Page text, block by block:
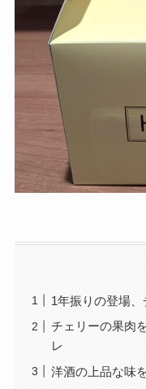
1年振りの登場
チェリーの果肉
レ
洋酒の上品な味